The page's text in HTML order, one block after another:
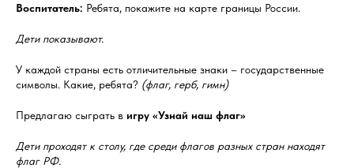
Воспитатель: Ребята, покажите на карте границы России.
Дети показывают.
У каждой страны есть отличительные знаки – государственные
символы. Какие, ребята? (флаг, герб, гимн)
Предлагаю сыграть в игру «Узнай наш флаг»
Дети проходят к столу, где среди флагов разных стран находят
флаг РФ.